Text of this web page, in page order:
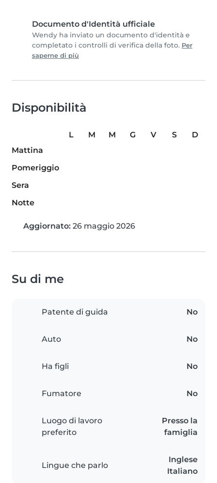
Documento d'Identità ufficiale
Wendy ha inviato un documento d'identità e
completato i controlli di verifica della foto. Per
saperne di più
Disponibilità
L M M G V S
D
Mattina
Pomeriggio
Sera
Notte
Aggiornato: 26 maggio 2026
Su di me
Patente di guida No
Auto No
Ha figli No
Fumatore No
Luogo di lavoro
preferito
Presso la
famiglia
Lingue che parlo
Inglese
Italiano